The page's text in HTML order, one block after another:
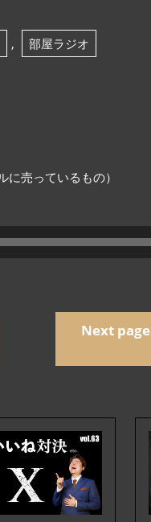
, 部屋ラジオ
売っているもの）
Next page